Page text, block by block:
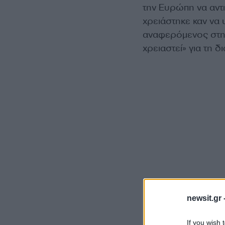
newsit.gr
If you wish
την Ευρώπη να
χρειάστηκε καν
αναφερόμενος
χρειαστεί» για τη